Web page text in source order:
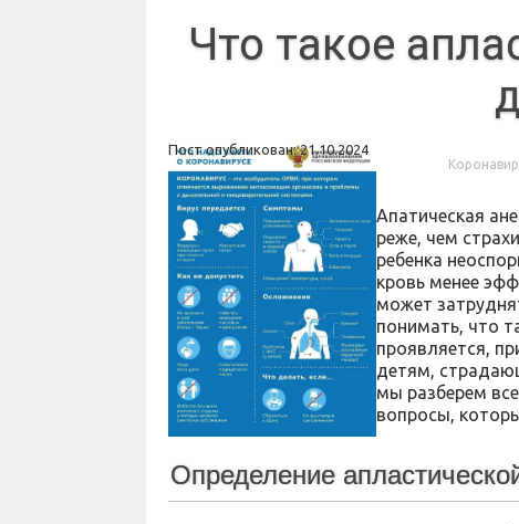
Что такое
Пост опубликован: 21.10.2024
Апатическая
реже, чем
ребенка
кровь менее
может
понимать, что
проявляется,
детям,
мы разберем
вопросы,
Определение